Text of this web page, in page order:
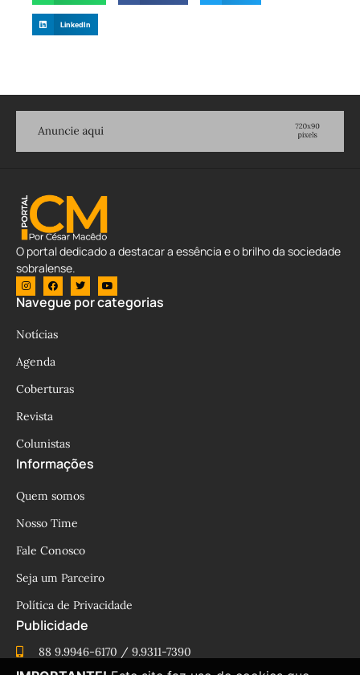
LinkedIn
O portal dedicado a destacar a essência e o brilho da sociedade
sobralense.
Navegue por categorias
Notícias
Agenda
Coberturas
Revista
Colunistas
Informações
Quem somos
Nosso Time
Fale Conosco
Seja um Parceiro
Política de Privacidade
Publicidade
88 9.9946-6170 / 9.9311-7390